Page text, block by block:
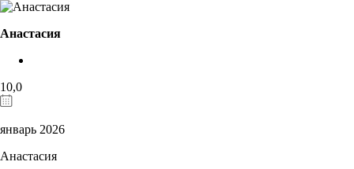
Анастасия
10,0
январь 2026
Анастасия